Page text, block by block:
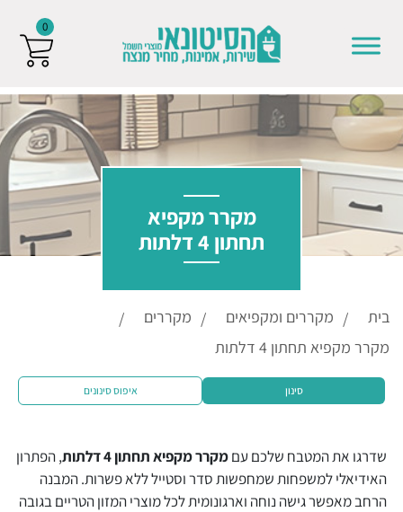
Skip to content
מקרר מקפיא
תחתון 4 דלתות
בית מקררים ומקפיאים
מקררים
מקרר מקפיא תחתון 4 דלתות
סינון איפוס סינונים
שדרגו את המטבח שלכם עםמקרר מקפיא תחתון 4 דלתות
, הפתרון
האידיאלי למשפחות שמחפשות סדר וסטייל ללא פשרות. המבנה
הרחב מאפשר גישה נוחה וארגונומית לכל מוצרי המזון הטריים בגובה
0